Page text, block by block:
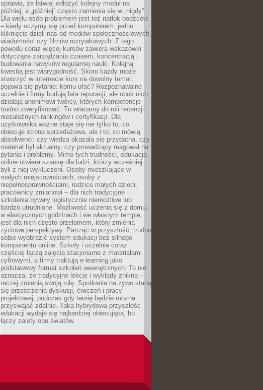
sprawia, że łatwiej odłożyć kolejny moduł na
później, a „później” często zamienia się w „nigdy”.
Dla wielu osób problemem jest też natłok bodźców
– kiedy uczymy się przed komputerem, jedno
kliknięcie dzieli nas od mediów społecznościowych,
wiadomości czy filmów rozrywkowych. Z tego
powodu coraz więcej kursów zawiera wskazówki
dotyczące zarządzania czasem, koncentracją i
budowania nawyków regularnej nauki. Kolejną
kwestią jest wiarygodność. Skoro każdy może
stworzyć w internecie kurs na dowolny temat,
pojawia się pytanie: komu ufać? Rozpoznawalne
uczelnie i firmy budują lata reputacji, ale obok nich
działają anonimowi twórcy, których kompetencje
trudno zweryfikować. Tu wracamy do roli recenzji,
niezależnych rankingów i certyfikacji. Dla
użytkownika ważne staje się nie tylko to, co
obiecuje strona sprzedażowa, ale i to, co mówią
absolwenci: czy wiedza okazała się przydatna, czy
materiał był aktualny, czy prowadzący reagował na
pytania i problemy. Mimo tych trudności, edukacja
online otwiera szansę dla ludzi, którzy wcześniej
byli z niej wykluczeni. Osoby mieszkające w
małych miejscowościach, osoby z
niepełnosprawnościami, rodzice małych dzieci,
pracownicy zmianowi – dla nich tradycyjne
szkolenia bywały logistycznie niemożliwe lub
bardzo utrudnione. Możliwość uczenia się z domu,
w elastycznych godzinach i we własnym tempie,
jest dla nich często przełomem, który zmienia
życiowe perspektywy. Patrząc w przyszłość, trudno
sobie wyobrazić system edukacji bez silnego
komponentu online. Szkoły i uczelnie coraz
częściej łączą zajęcia stacjonarne z materiałami
cyfrowymi, a firmy traktują e-learning jako
podstawowy format szkoleń wewnętrznych. To nie
oznacza, że tradycyjne lekcje i wykłady znikną –
raczej zmienią swoją rolę. Spotkania na żywo staną
się przestrzenią dyskusji, ćwiczeń i pracy
projektowej, podczas gdy teorię będzie można
przyswajać zdalnie. Taka hybrydowa przyszłość
edukacji wydaje się najbardziej obiecująca, bo
łączy zalety obu światów.